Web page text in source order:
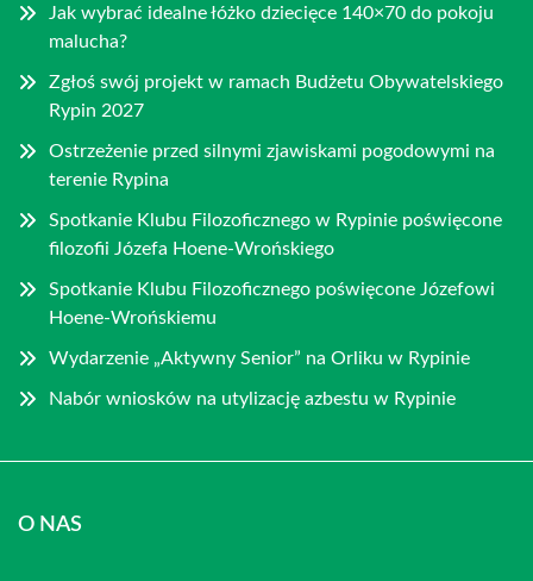
Jak wybrać idealne łóżko dziecięce 140×70 do pokoju
malucha?
Zgłoś swój projekt w ramach Budżetu Obywatelskiego
Rypin 2027
Ostrzeżenie przed silnymi zjawiskami pogodowymi na
terenie Rypina
Spotkanie Klubu Filozoficznego w Rypinie poświęcone
filozofii Józefa Hoene-Wrońskiego
Spotkanie Klubu Filozoficznego poświęcone Józefowi
Hoene-Wrońskiemu
Wydarzenie „Aktywny Senior” na Orliku w Rypinie
Nabór wniosków na utylizację azbestu w Rypinie
O NAS